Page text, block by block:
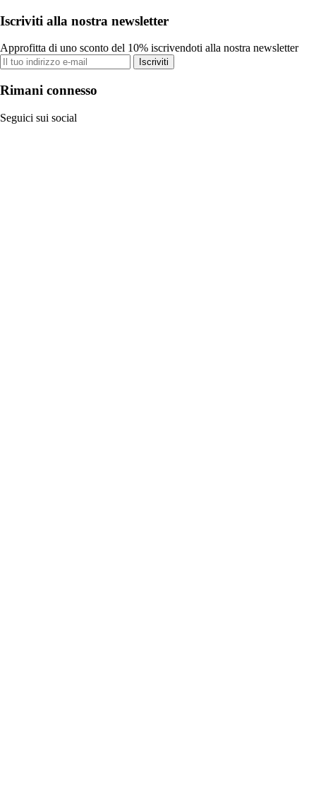
Iscriviti alla nostra newsletter
Approfitta di uno sconto del 10% iscrivendoti alla nostra newsletter
Iscriviti
Rimani connesso
Seguici sui social